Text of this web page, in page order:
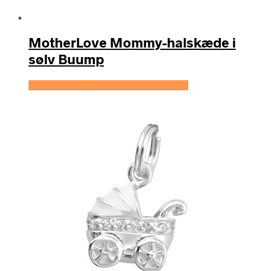
MotherLove Mommy-halskæde i
sølv Buump